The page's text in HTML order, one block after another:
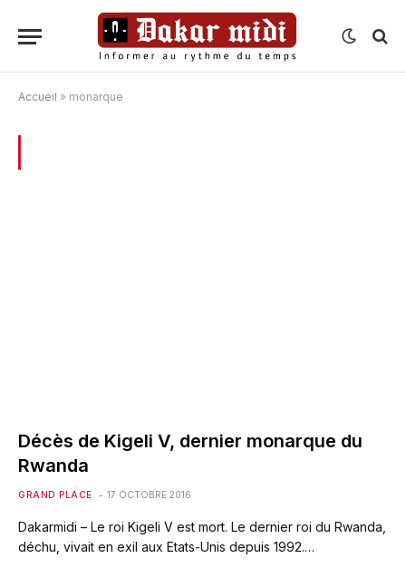
Accueil » monarque
Décès de Kigeli V, dernier monarque du
Rwanda
GRAND PLACE 17 OCTOBRE 2016
Dakarmidi – Le roi Kigeli V est mort. Le dernier roi du Rwanda,
déchu, vivait en exil aux Etats-Unis depuis 1992.…